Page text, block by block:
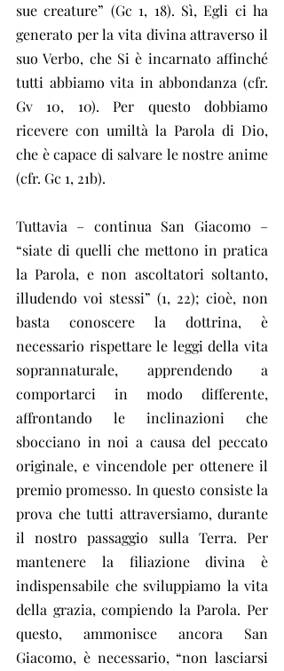
sue creature” (Gc 1, 18). Sì, Egli ci ha
generato per la vita divina attraverso il
suo Verbo, che Si è incarnato affinché
tutti abbiamo vita in abbondanza (cfr.
Gv 10, 10). Per questo dobbiamo
ricevere con umiltà la Parola di Dio,
che è capace di salvare le nostre anime
(cfr. Gc 1, 21b).
Tuttavia – continua San Giacomo –
“siate di quelli che mettono in pratica
la Parola, e non ascoltatori soltanto,
illudendo voi stessi” (1, 22); cioè, non
basta conoscere la dottrina, è
necessario rispettare le leggi della vita
soprannaturale, apprendendo a
comportarci in modo differente,
affrontando le inclinazioni che
sbocciano in noi a causa del peccato
originale, e vincendole per ottenere il
premio promesso. In questo consiste la
prova che tutti attraversiamo, durante
il nostro passaggio sulla Terra. Per
mantenere la filiazione divina è
indispensabile che sviluppiamo la vita
della grazia, compiendo la Parola. Per
questo, ammonisce ancora San
Giacomo, è necessario, “non lasciarsi